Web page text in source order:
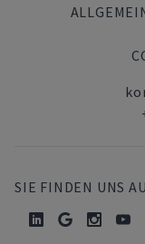
SIE FINDEN UNS